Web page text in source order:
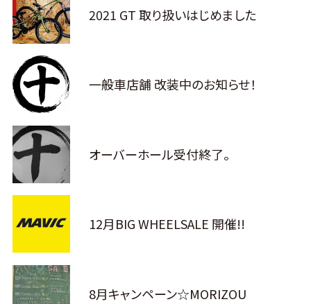
2021 GT 取り扱いはじめました
一般車店舗 改装中のお知らせ！
オーバーホール受付終了。
12月BIG WHEELSALE 開催!!
8月キャンペーン☆MORIZOU